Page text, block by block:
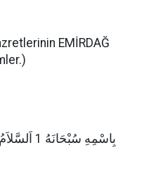
EMİRDAĞ
بِاسْمِهِ